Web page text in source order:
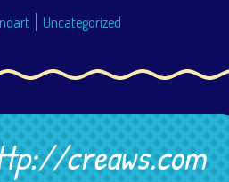
Uncategorized
creaws.com